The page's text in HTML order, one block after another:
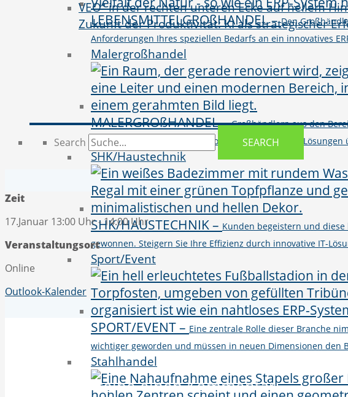
LEBENSMITTELGROßHANDEL–Den
Anforderungen Ihres speziellen Bedarfs an ein innovatives
Malergroßhandel
MALERGROßHANDEL–Großhändlern aus den
vielseitigen Produktportfolio von BI, CRM und Shop-
SHK/Haustechnik
SHK/HAUSTECHNIK– Kunden begeistern und
gewonnen. Steigern Sie Ihre Effizienz durch innovative IT-
Sport/Event
SPORT/EVENT– Eine zentrale Rolle dieser Branche
wichtiger geworden und müssen in neuen Dimensionen den
Stahlhandel
Zukunft der Produktivität: KI als strategischer
Search SEARCH
Zeit
17.Januar 13:00 Uhr - 14:00 Uhr
Veranstaltungsort
Online
Outlook-Kalender
Schreibe einen Kommentar